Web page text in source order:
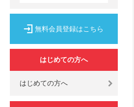
無料会員登録はこちら
はじめての方へ
はじめての方へ